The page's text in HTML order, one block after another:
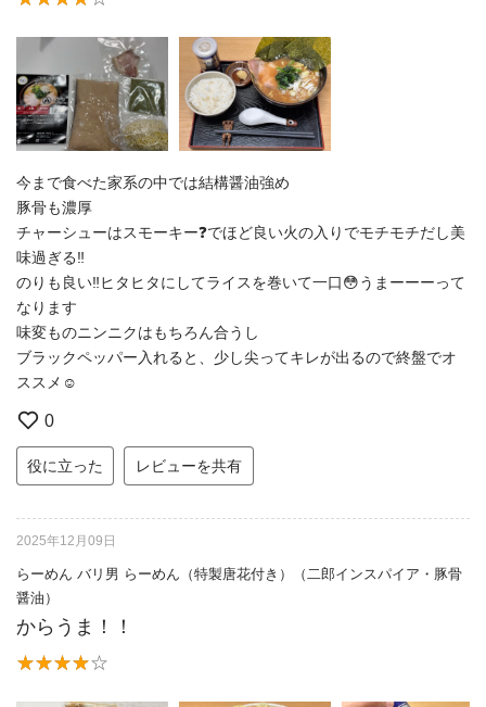
今まで食べた家系の中では結構醤油強め
豚骨も濃厚
チャーシューはスモーキー❓でほど良い火の入りでモチモチだし美
味過ぎる‼️
のりも良い‼️ヒタヒタにしてライスを巻いて一口😳うまーーーって
なります
味変ものニンニクはもちろん合うし
ブラックペッパー入れると、少し尖ってキレが出るので終盤でオ
ススメ☺️
0
役に立った レビューを共有
2025年12月09日
らーめん バリ男 らーめん（特製唐花付き）（二郎インスパイア・豚骨
醤油）
からうま！！